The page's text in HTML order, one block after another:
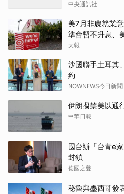
中央通訊社
美7月非農就業
準會暫不升息、
太報
沙國聯手土耳其
約
NOWNEWS今日新聞
伊朗擬禁美以通
中華日報
國台辦「台青e
封鎖
德國之聲
秘魯與墨西哥發